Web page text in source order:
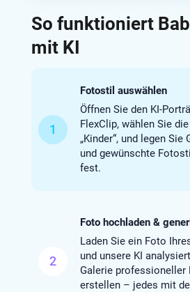
So funktioniert
mit KI
1
Fotostil auswählen
Öffnen Sie den KI-
FlexClip, wählen Sie
„Kinder“, und legen
und gewünschte
fest.
2
Foto hochladen &
Laden Sie ein Foto
und unsere KI
Galerie professioneller
erstellen – jedes mit